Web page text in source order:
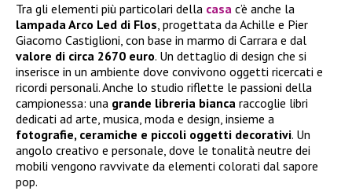
Tra gli elementi più particolari della casa c’è anche la
lampada Arco Led di Flos, progettata da Achille e Pier
Giacomo Castiglioni, con base in marmo di Carrara e dal
valore di circa 2670 euro. Un dettaglio di design che si
inserisce in un ambiente dove convivono oggetti ricercati e
ricordi personali. Anche lo studio riflette le passioni della
campionessa: una grande libreria bianca raccoglie libri
dedicati ad arte, musica, moda e design, insieme a
fotografie, ceramiche e piccoli oggetti decorativi. Un
angolo creativo e personale, dove le tonalità neutre dei
mobili vengono ravvivate da elementi colorati dal sapore
pop.